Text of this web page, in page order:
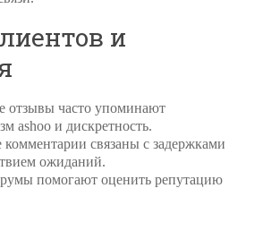
и
отзывы часто упоминают
ashoo и дискретность.
связаны с задержками
ожиданий.
помогают оценить репутацию